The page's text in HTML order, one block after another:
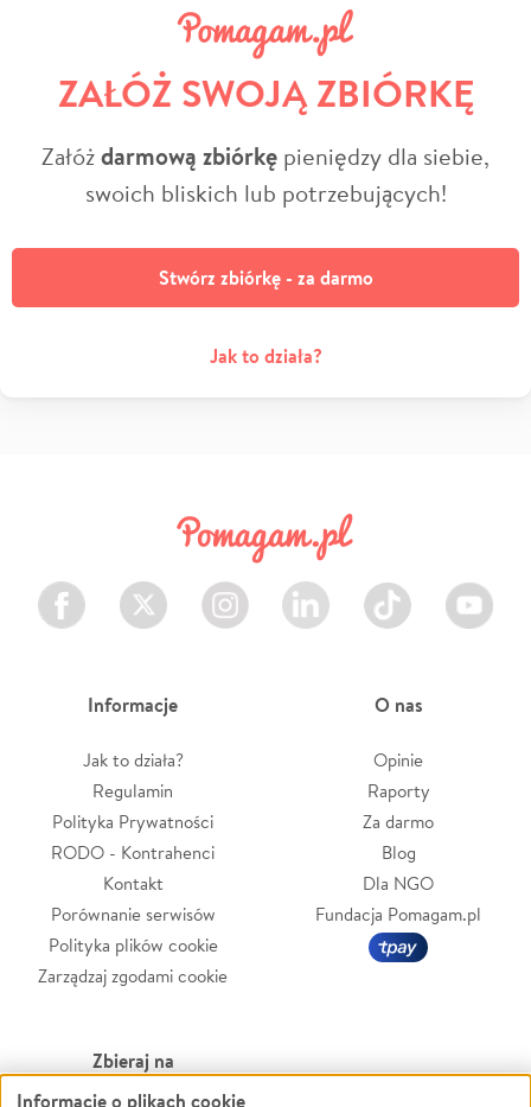
ZAŁÓŻ SWOJĄ ZBIÓRKĘ
Załóżdarmową zbiórkę pieniędzy dla siebie,
swoich bliskich lub potrzebujących!
Stwórz zbiórkę - za darmo
Jak to działa?
Facebook Twitter Instagram LinkedIn TikTok Youtube
Informacje
Jak to działa?
Regulamin
Polityka Prywatności
RODO - Kontrahenci
Kontakt
Porównanie serwisów
Polityka plików cookie
Zarządzaj zgodami cookie
O nas
Opinie
Raporty
Za darmo
Blog
Dla NGO
Fundacja Pomagam.pl
Zbieraj na
Informacje o plikach cookie